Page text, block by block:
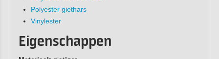
Polyester giethars
Vinylester
Eigenschappen